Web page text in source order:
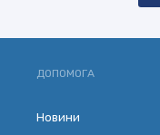
ДОПОМОГА
Новини